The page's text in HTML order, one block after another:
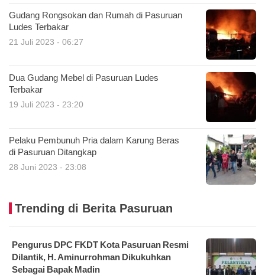
Gudang Rongsokan dan Rumah di Pasuruan
Ludes Terbakar
21 Juli 2023 - 06:27
Dua Gudang Mebel di Pasuruan Ludes
Terbakar
19 Juli 2023 - 23:20
Pelaku Pembunuh Pria dalam Karung Beras
di Pasuruan Ditangkap
28 Juni 2023 - 23:08
Trending di Berita Pasuruan
Pengurus DPC FKDT Kota Pasuruan Resmi
Dilantik, H. Aminurrohman Dikukuhkan
Sebagai Bapak Madin